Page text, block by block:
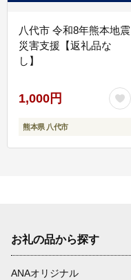
八代市 令和8年熊本地震
災害支援【返礼品な
し】
1,000円
熊本県 八代市
お礼の品から探す
ANAオリジナル